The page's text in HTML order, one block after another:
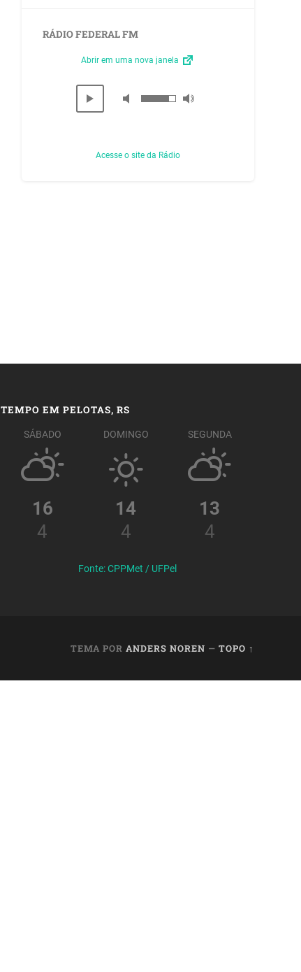
RÁDIO FEDERAL FM
Abrir em uma nova janela
Acesse o site da Rádio
TEMPO EM PELOTAS, RS
SÁBADO
16
4
DOMINGO
14
4
SEGUNDA
13
4
Fonte: CPPMet / UFPel
TEMA POR ANDERS NOREN — TOPO ↑